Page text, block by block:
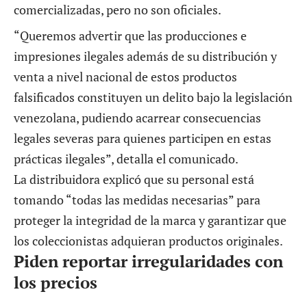
comercializadas, pero no son oficiales.
“Queremos advertir que las producciones e
impresiones ilegales además de su distribución y
venta a nivel nacional de estos productos
falsificados constituyen un delito bajo la legislación
venezolana, pudiendo acarrear consecuencias
legales severas para quienes participen en estas
prácticas ilegales”,detalla el comunicado.
La distribuidora explicó que su personal está
tomando “todas las medidas necesarias” para
proteger la integridad de la marca y garantizar que
los coleccionistas adquieran productos originales.
Piden reportar irregularidades con
los precios